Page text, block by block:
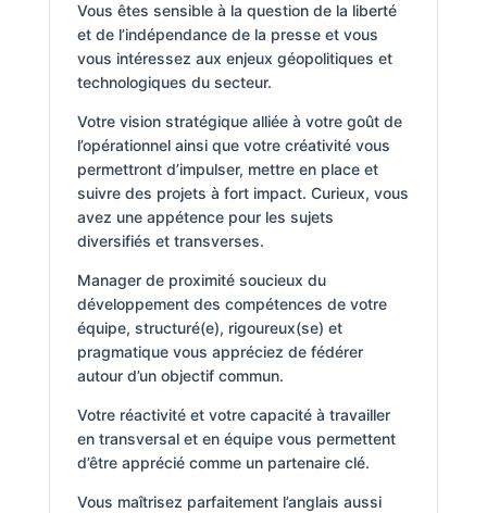
Vous êtes sensible à la question de la liberté
et de l’indépendance de la presse et vous
vous intéressez aux enjeux géopolitiques et
technologiques du secteur.
Votre vision stratégique alliée à votre goût de
l’opérationnel ainsi que votre créativité vous
permettront d’impulser, mettre en place et
suivre des projets à fort impact. Curieux, vous
avez une appétence pour les sujets
diversifiés et transverses.
Manager de proximité soucieux du
développement des compétences de votre
équipe, structuré(e), rigoureux(se) et
pragmatique vous appréciez de fédérer
autour d’un objectif commun.
Votre réactivité et votre capacité à travailler
en transversal et en équipe vous permettent
d’être apprécié comme un partenaire clé.
Vous maîtrisez parfaitement l’anglais aussi